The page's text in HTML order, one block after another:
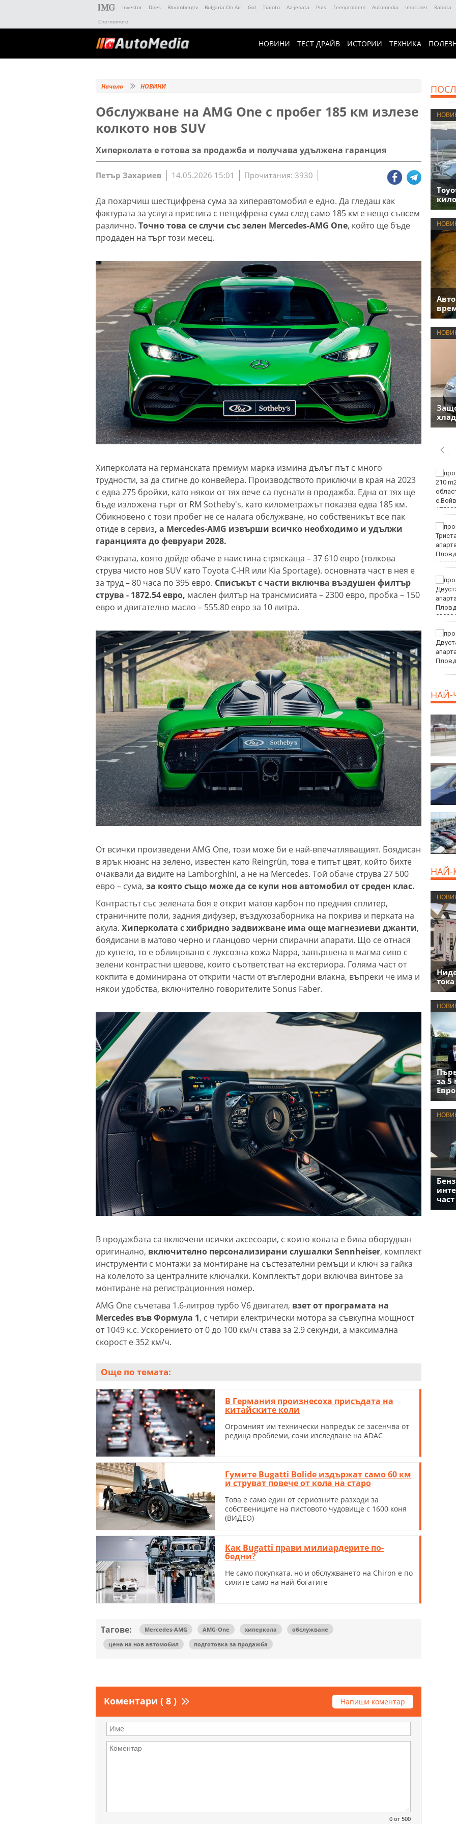
Investor Dnes Bloombergtv Bulgaria On Air Gol Tialoto Az-jenata Puls Teenproblem Automedia Imoti.net Rabota
Chernomore
НОВИНИ ТЕСТ ДРАЙВ ИСТОРИИ ТЕХНИКА
Начало НОВИНИ
Обслужване на AMG One с пробег 185 км излезе
колкото нов SUV
Хиперколата е готова за продажба и получава удължена гаранция
Петър Захариев 14.05.2026 15:01 Прочитания: 3930
Да похарчиш шестцифрена сума за хиперавтомобил е едно. Да гледаш как
фактурата за услуга пристига с петцифрена сума след само 185 км е нещо съвсем
различно. Точно това се случи със зелен Mercedes-AMG One, който ще бъде
продаден на търг този месец.
Хиперколата на германската премиум марка измина дълъг път с много
трудности, за да стигне до конвейера. Производството приключи в края на 2023
с едва 275 бройки, като някои от тях вече са пуснати в продажба. Една от тях ще
бъде изложена търг от RM Sotheby's, като километражът показва едва 185 км.
Обикновено с този пробег не се налага обслужване, но собственикът все пак
отиде в сервиз, а Mercedes-AMG извърши всичко необходимо и удължи
гаранцията до февруари 2028.
Фактурата, която дойде обаче е наистина стряскаща – 37 610 евро (толкова
струва чисто нов SUV като Toyota C-HR или Kia Sportage). основната част в нея е
за труд – 80 часа по 395 евро. Списъкът с части включва въздушен филтър
струва - 1872.54 евро, маслен филтър на трансмисията – 2300 евро, пробка – 150
евро и двигателно масло – 555.80 евро за 10 литра.
От всички произведени AMG One, този може би е най-впечатляващият. Боядисан
в ярък нюанс на зелено, известен като Reingrün, това е типът цвят, който бихте
очаквали да видите на Lamborghini, а не на Mercedes. Той обаче струва 27 500
евро – сума, за която също може да се купи нов автомобил от среден клас.
Контрастът със зелената боя е открит матов карбон по предния сплитер,
страничните поли, задния дифузер, въздухозаборника на покрива и перката на
акула. Хиперколата с хибридно задвижване има още магнезиеви джанти,
боядисани в матово черно и гланцово черни спирачни апарати. Що се отнася
до купето, то е облицовано с луксозна кожа Nappa, завършена в магма сиво с
зелени контрастни шевове, които съответстват на екстериора. Голяма част от
кокпита е доминирана от открити части от въглеродни влакна, въпреки че има и
някои удобства, включително говорителите Sonus Faber.
В продажбата са включени всички аксесоари, с които колата е била оборудван
оригинално, включително персонализирани слушалки Sennheiser, комплект
инструменти с монтажи за монтиране на състезателни ремъци и ключ за гайка
на колелото за централните ключалки. Комплектът дори включва винтове за
монтиране на регистрационния номер.
AMG One съчетава 1.6-литров турбо V6 двигател, взет от програмата на
Mercedes във Формула 1, с четири електрически мотора за съвкупна мощност
от 1049 к.с. Ускорението от 0 до 100 км/ч става за 2.9 секунди, а максимална
скорост е 352 км/ч.
Още по темата:
В Германия произнесоха присъдата на
китайските коли
Огромният им технически напредък се засенчва от
редица проблеми, сочи изследване на ADAC
Гумите Bugatti Bolide издържат само 60 км
и струват повече от кола на старо
Това е само един от сериозните разходи за
собствениците на пистовото чудовище с 1600 коня
(ВИДЕО)
Как Bugatti прави милиардерите по-
бедни?
Не само покупката, но и обслужването на Chiron е по
силите само на най-богатите
Тагове: Mercedes-AMG AMG-One хиперкола
обслужване
цена на нов автомобил
подготовка за продажба
Коментари ( 8 ) Напиши коментар
0 от 500
Затварят за кратко ул.
„Вълноломна“ в неделя
40 пияни и дрогирани
шофьори спипа КАТ за
DARA, Орлин Павлов и
любими варненски
изпълнители ще пеят на
БАБХ и ДАНС иззеха 115
кг и 527 литра опасни и
забранени продукти за
растителна защита
НАЙ-
НАЙ-
за 5
част